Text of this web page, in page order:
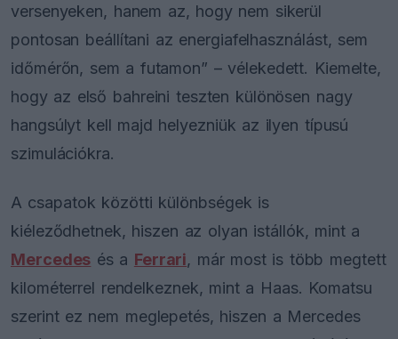
versenyeken, hanem az, hogy nem sikerül
pontosan beállítani az energiafelhasználást, sem
időmérőn, sem a futamon” – vélekedett. Kiemelte,
hogy az első bahreini teszten különösen nagy
hangsúlyt kell majd helyezniük az ilyen típusú
szimulációkra.
A csapatok közötti különbségek is
kiéleződhetnek, hiszen az olyan istállók, mint a
Mercedes és a Ferrari, már most is több megtett
kilométerrel rendelkeznek, mint a Haas. Komatsu
szerint ez nem meglepetés, hiszen a Mercedes